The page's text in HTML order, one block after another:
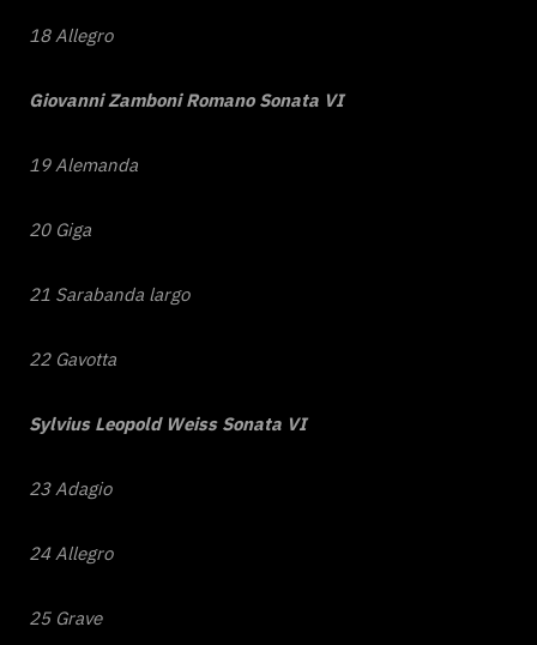
18 Allegro
Giovanni Zamboni Romano Sonata VI
19 Alemanda
20 Giga
21 Sarabanda largo
22 Gavotta
Sylvius Leopold Weiss Sonata VI
23 Adagio
24 Allegro
25 Grave